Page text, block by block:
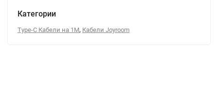
Категории
Type-C Кабели на 1М, Кабели Joyroom